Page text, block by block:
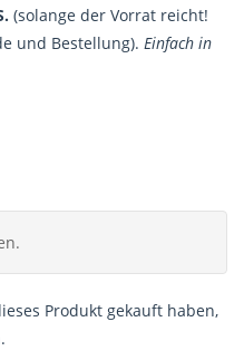
(solange der Vorrat reicht!
und Bestellung). Einfach in
Produkt gekauft haben,